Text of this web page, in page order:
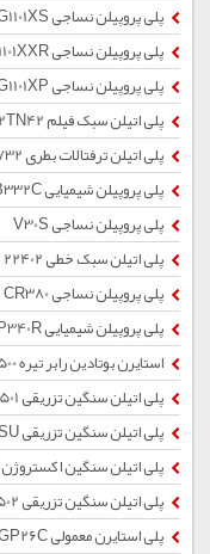
پلی پروپیلن نساجی RG1101XS
پلی پروپیلن نساجی RG1101XXR
پلی پروپیلن نساجی RG1101XP
پلی اتیلن سبک فیلم 2102TN42
پلی اتیلن ترفتالات بطری BG732
پلی پروپیلن شیمیایی ZB332C
پلی پروپیلن نساجی V30S
پلی اتیلن سبک خطی 22402
پلی پروپیلن نساجی CR380
پلی پروپیلن شیمیایی RP340R
استایرن بوتادین رابر تیره 1500
پلی اتیلن سنگین تزریقی 52501
پلی اتیلن سنگین تزریقی 52502SU
پلی اتیلن سنگین اکستروژن 5000S
پلی اتیلن سنگین تزریقی 52502
پلی استایرن معمولی GP26C